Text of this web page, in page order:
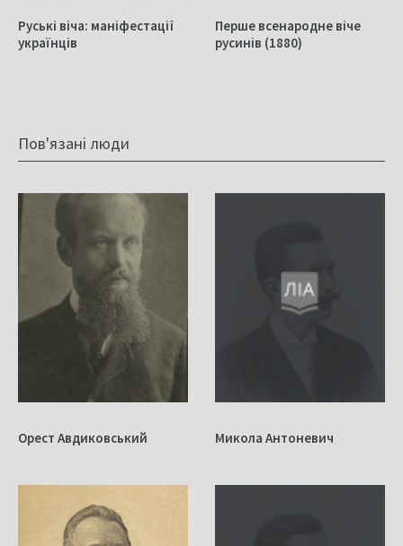
Руські віча: маніфестації
українців
Перше всенародне віче
русинів (1880)
Пов'язані люди
Орест Авдиковський Микола Антоневич